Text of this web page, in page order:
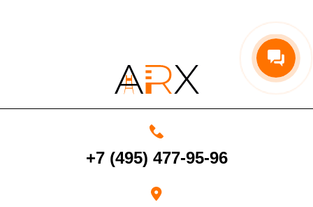
Срок возврата товара надлежащего качества составляет 30 дней с
счет в течение 5-30 рабочих дней (срок зависит от банка, который
+7 (495) 477-95-96